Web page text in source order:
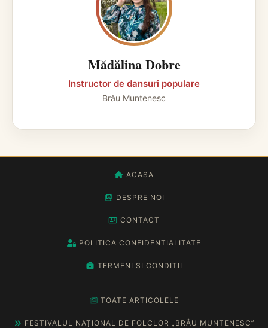
Mădălina Dobre
Instructor de dansuri populare
Brâu Muntenesc
ACASA
DESPRE NOI
CONTACT
POLITICA CONFIDENTIALITATE
TERMENI SI CONDITII
TOATE ARTICOLELE
FESTIVALUL NAȚIONAL DE FOLCLOR „BRÂU MUNTENESC”